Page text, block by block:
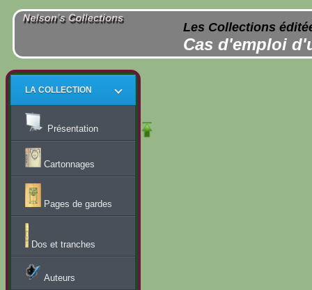
Les Collections
Cas d'emploi
LA COLLECTION
Présentation
Cartonnages
Pages de gardes
Dos et tranches
Auteurs